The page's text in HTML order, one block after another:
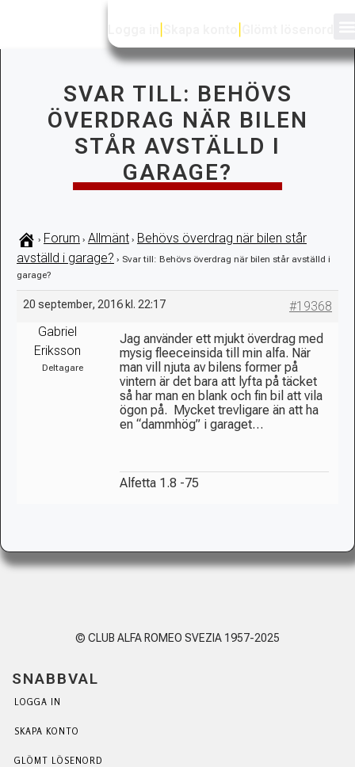
SVAR TILL: BEHÖVS
ÖVERDRAG NÄR BILEN
STÅR AVSTÄLLD I
GARAGE?
› Forum › Allmänt › Behövs överdrag när bilen står
avställd i garage? › Svar till: Behövs överdrag när bilen står avställd i
garage?
20 september, 2016 kl. 22:17
#19368
Gabriel
Eriksson
Deltagare
Jag använder ett mjukt överdrag med
mysig fleeceinsida till min alfa. När
man vill njuta av bilens former på
vintern är det bara att lyfta på täcket
så har man en blank och fin bil att vila
ögon på. Mycket trevligare än att ha
en “dammhög” i garaget…
Alfetta 1.8 -75
© CLUB ALFA ROMEO SVEZIA 1957-2025
SNABBVAL
LOGGA IN
SKAPA KONTO
GLÖMT LÖSENORD